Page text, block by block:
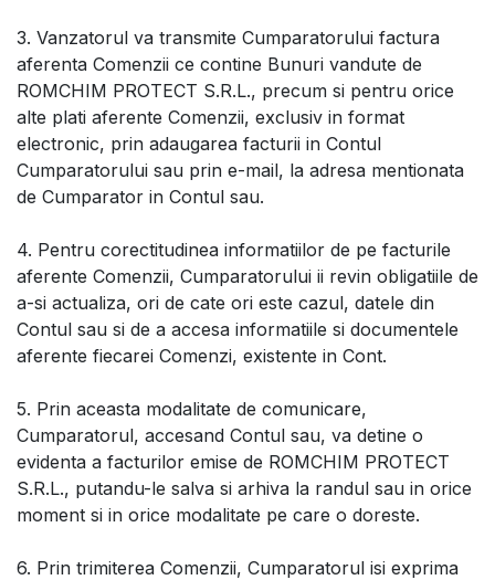
3. Vanzatorul va transmite Cumparatorului factura
aferenta Comenzii ce contine Bunuri vandute de
ROMCHIM PROTECT S.R.L., precum si pentru orice
alte plati aferente Comenzii, exclusiv in format
electronic, prin adaugarea facturii in Contul
Cumparatorului sau prin e-mail, la adresa mentionata
de Cumparator in Contul sau.
4. Pentru corectitudinea informatiilor de pe facturile
aferente Comenzii, Cumparatorului ii revin obligatiile de
a-si actualiza, ori de cate ori este cazul, datele din
Contul sau si de a accesa informatiile si documentele
aferente fiecarei Comenzi, existente in Cont.
5. Prin aceasta modalitate de comunicare,
Cumparatorul, accesand Contul sau, va detine o
evidenta a facturilor emise de ROMCHIM PROTECT
S.R.L., putandu-le salva si arhiva la randul sau in orice
moment si in orice modalitate pe care o doreste.
6. Prin trimiterea Comenzii, Cumparatorul isi exprima